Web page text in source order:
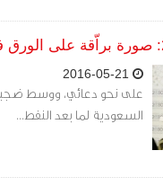
السعودية لما بعد النفط...